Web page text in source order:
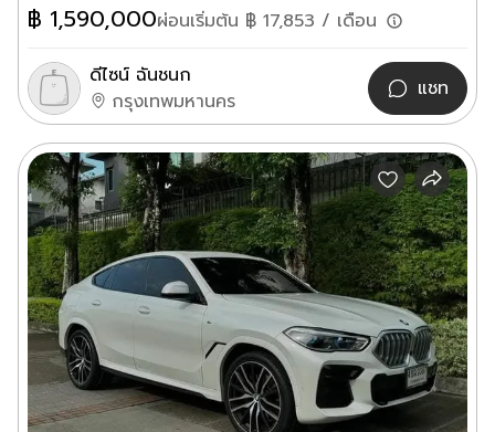
฿ 1,590,000ผ่อนเริ่มต้น ฿ 17,853 / เดือน
ดีไซน์ ฉันชนก
กรุงเทพมหานคร
แชท